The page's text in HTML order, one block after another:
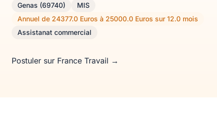
Genas (69740)
MIS
Annuel de 24377.0 Euros à 25000.0 Euros sur 12.0 mois
Assistanat commercial
Postuler sur France Travail →